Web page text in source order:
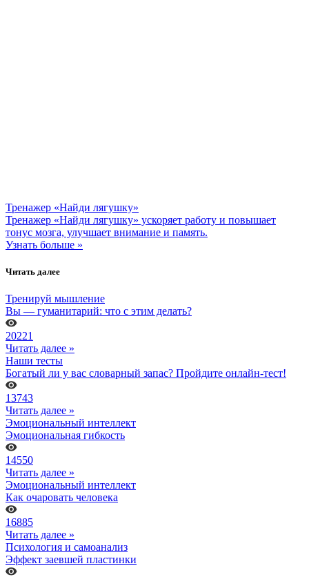
Тренажер «Найди лягушку»
Тренажер «Найди лягушку» ускоряет работу и повышает
тонус мозга, улучшает внимание и память.
Узнать больше »
Читать далее
Тренируй мышление
Вы — гуманитарий: что с этим делать?
20221
Читать далее »
Наши тесты
Богатый ли у вас словарный запас? Пройдите онлайн-тест!
13743
Читать далее »
Эмоциональный интеллект
Эмоциональная гибкость
14550
Читать далее »
Эмоциональный интеллект
Как очаровать человека
16885
Читать далее »
Психология и самоанализ
Эффект заевшей пластинки